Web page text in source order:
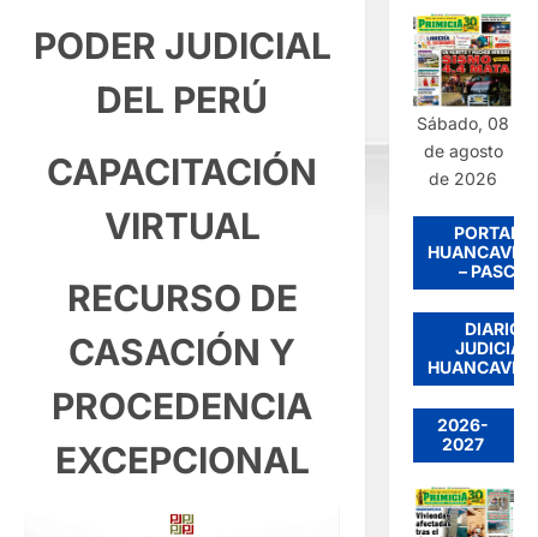
PODER JUDICIAL
DEL PERÚ
CAPACITACIÓN
VIRTUAL
RECURSO DE
CASACIÓN Y
PROCEDENCIA
EXCEPCIONAL
Sábado, 08
de agosto
de 2026
PORTADA
– PASCO
DIARIO
JUDICIAL
2026-
2027